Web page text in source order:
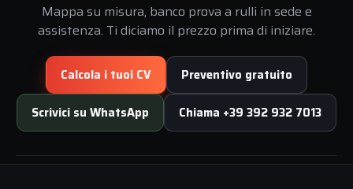
Mappa su misura, banco prova a rulli in sede e
assistenza. Ti diciamo il prezzo prima di iniziare.
Calcola i tuoi CV Preventivo gratuito
Scrivici su WhatsApp Chiama +39 392 932 7013